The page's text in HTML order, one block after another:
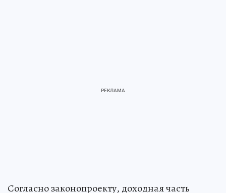
Согласно законопроекту, доходная часть